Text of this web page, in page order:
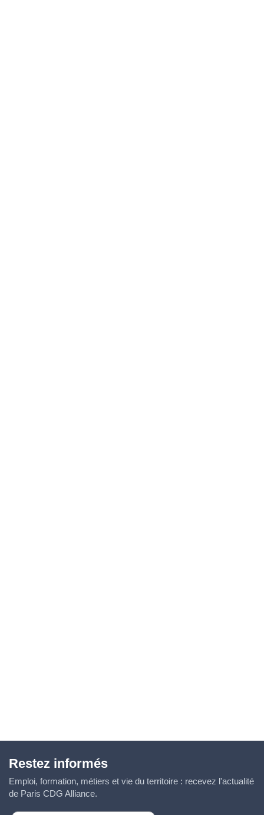
Restez informés
Emploi, formation, métiers et vie du territoire : recevez l'actualité
de Paris CDG Alliance.